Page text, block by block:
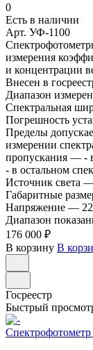
0
Есть в наличии
Арт. УФ-1100
измерения
и концентрации
Внесен в
Диапазон
Спектральная
Погрешность
Пределы
измерении
пропускания — -
- в остальном
Источник света
Габаритные
Напряжение —
Диапазон
176 000 ₽
В корзину В
Госреестр
Быстрый